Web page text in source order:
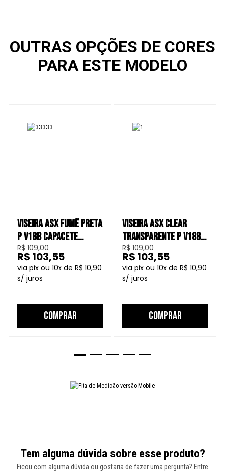
OUTRAS OPÇÕES DE CORES
PARA ESTE MODELO
VISEIRA ASX FUMÊ PRETA
P V18B CAPACETE
FECHADO
R$ 109,00
10
R$ 10,90
R$ 103,55
COMPRAR
VISEIRA ASX CLEAR
TRANSPARENTE P V18B
CAPACETE FECHADO
R$ 109,00
10
R$ 10,90
R$ 103,55
COMPRAR
Tem alguma dúvida sobre esse produto?
Ficou com alguma dúvida ou gostaria de fazer uma pergunta? Entre